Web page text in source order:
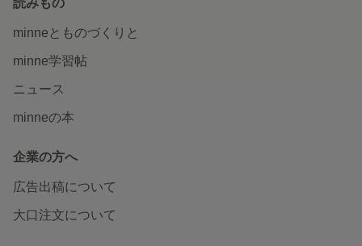
minneとものづくりと
minne学習帖
ニュース
minneの本
企業の方へ
広告出稿について
大口注文について